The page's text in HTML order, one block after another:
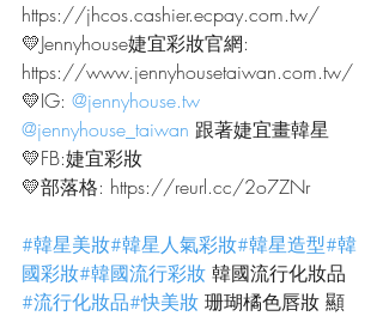
https://jhcos.cashier.ecpay.com.tw/
💛Jennyhouse婕宜彩妝官網:
https://www.jennyhousetaiwan.com.tw/
💛IG: @jennyhouse.tw
@jennyhouse_taiwan 跟著婕宜畫韓星
💛FB:婕宜彩妝
💛部落格: https://reurl.cc/2o7ZNr
#韓星美妝#韓星人氣彩妝#韓星造型#韓
國彩妝#韓國流行彩妝 韓國流行化妝品
#流行化妝品#快美妝 珊瑚橘色唇妝 顯